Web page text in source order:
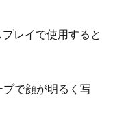
レイで使用すると
で顔が明るく写